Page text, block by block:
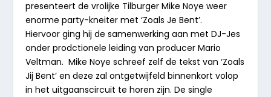
presenteert de vrolijke Tilburger Mike Noye weer
enorme party-kneiter met ‘Zoals Je Bent’.
Hiervoor ging hij de samenwerking aan met DJ-Jes
onder prodctionele leiding van producer Mario
Veltman. Mike Noye schreef zelf de tekst van ‘Zoals
Jij Bent’ en deze zal ontgetwijfeld binnenkort volop
in het uitgaanscircuit te horen zijn. De single